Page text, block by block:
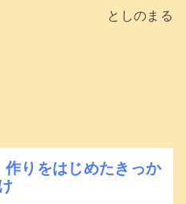
としのまる
作りをはじめたきっか